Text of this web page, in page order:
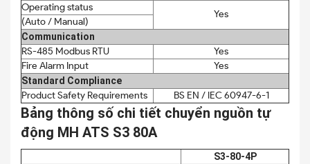
Operating status
Yes
(Auto / Manual)
Communication
RS-485 Modbus RTU
Yes
Fire Alarm Input
Yes
Standard Compliance
Product Safety Requirements BS EN / IEC 60947-6-1
Bảng thông số chi tiết chuyển nguồn tự
động MH ATS S3 80A
S3-80-4P